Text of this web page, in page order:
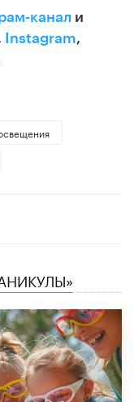
канал и
Instagram,